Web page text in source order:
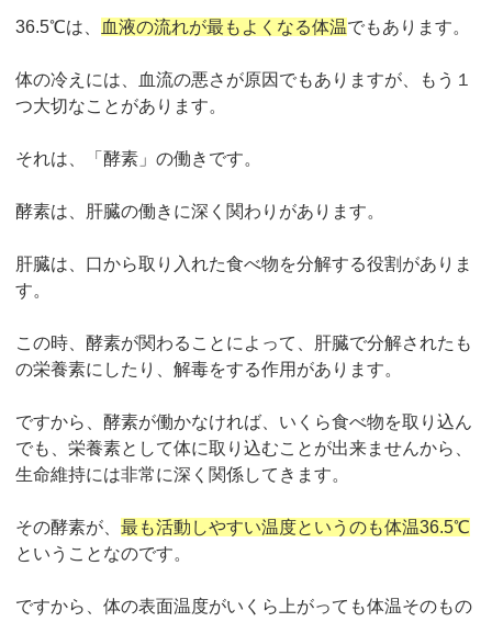
36.5℃は、 血液の流れが最もよくなる体温でもあります。
体の冷えには、血流の悪さが原因でもありますが、もう１
つ大切なことがあります。
それは、「酵素」の働きです。
酵素は、肝臓の働きに深く関わりがあります。
肝臓は、口から取り入れた食べ物を分解する役割がありま
す。
この時、酵素が関わることによって、肝臓で分解されたも
の栄養素にしたり、解毒をする作用があります。
ですから、酵素が働かなければ、いくら食べ物を取り込ん
でも、栄養素として体に取り込むことが出来ませんから、
生命維持には非常に深く関係してきます。
その酵素が、最も活動しやすい温度というのも体温36.5℃
ということなのです。
ですから、体の表面温度がいくら上がっても体温そのもの